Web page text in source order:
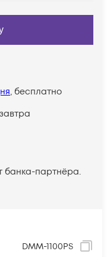
DMM-1100PS
, бесплатно
завтра
банка-партнёра.